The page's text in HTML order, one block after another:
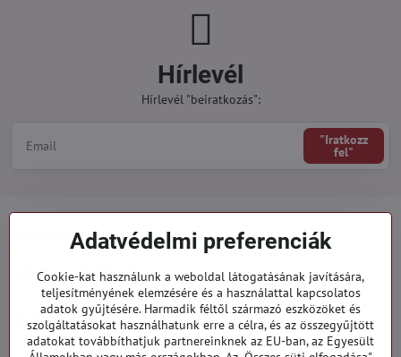
Hírlevél
Hírlevél "beiratkozás":
"Iratkozz
fel"
Minden a vásárlásról
Megrendelések
Kategóriák
Adatvédelmi preferenciák
Cookie-kat használunk a weboldal látogatásának javítására,
teljesítményének elemzésére és a használattal kapcsolatos
adatok gyűjtésére. Harmadik féltől származó eszközöket és
szolgáltatásokat használhatunk erre a célra, és az összegyűjtött
adatokat továbbíthatjuk partnereinknek az EU-ban, az Egyesült